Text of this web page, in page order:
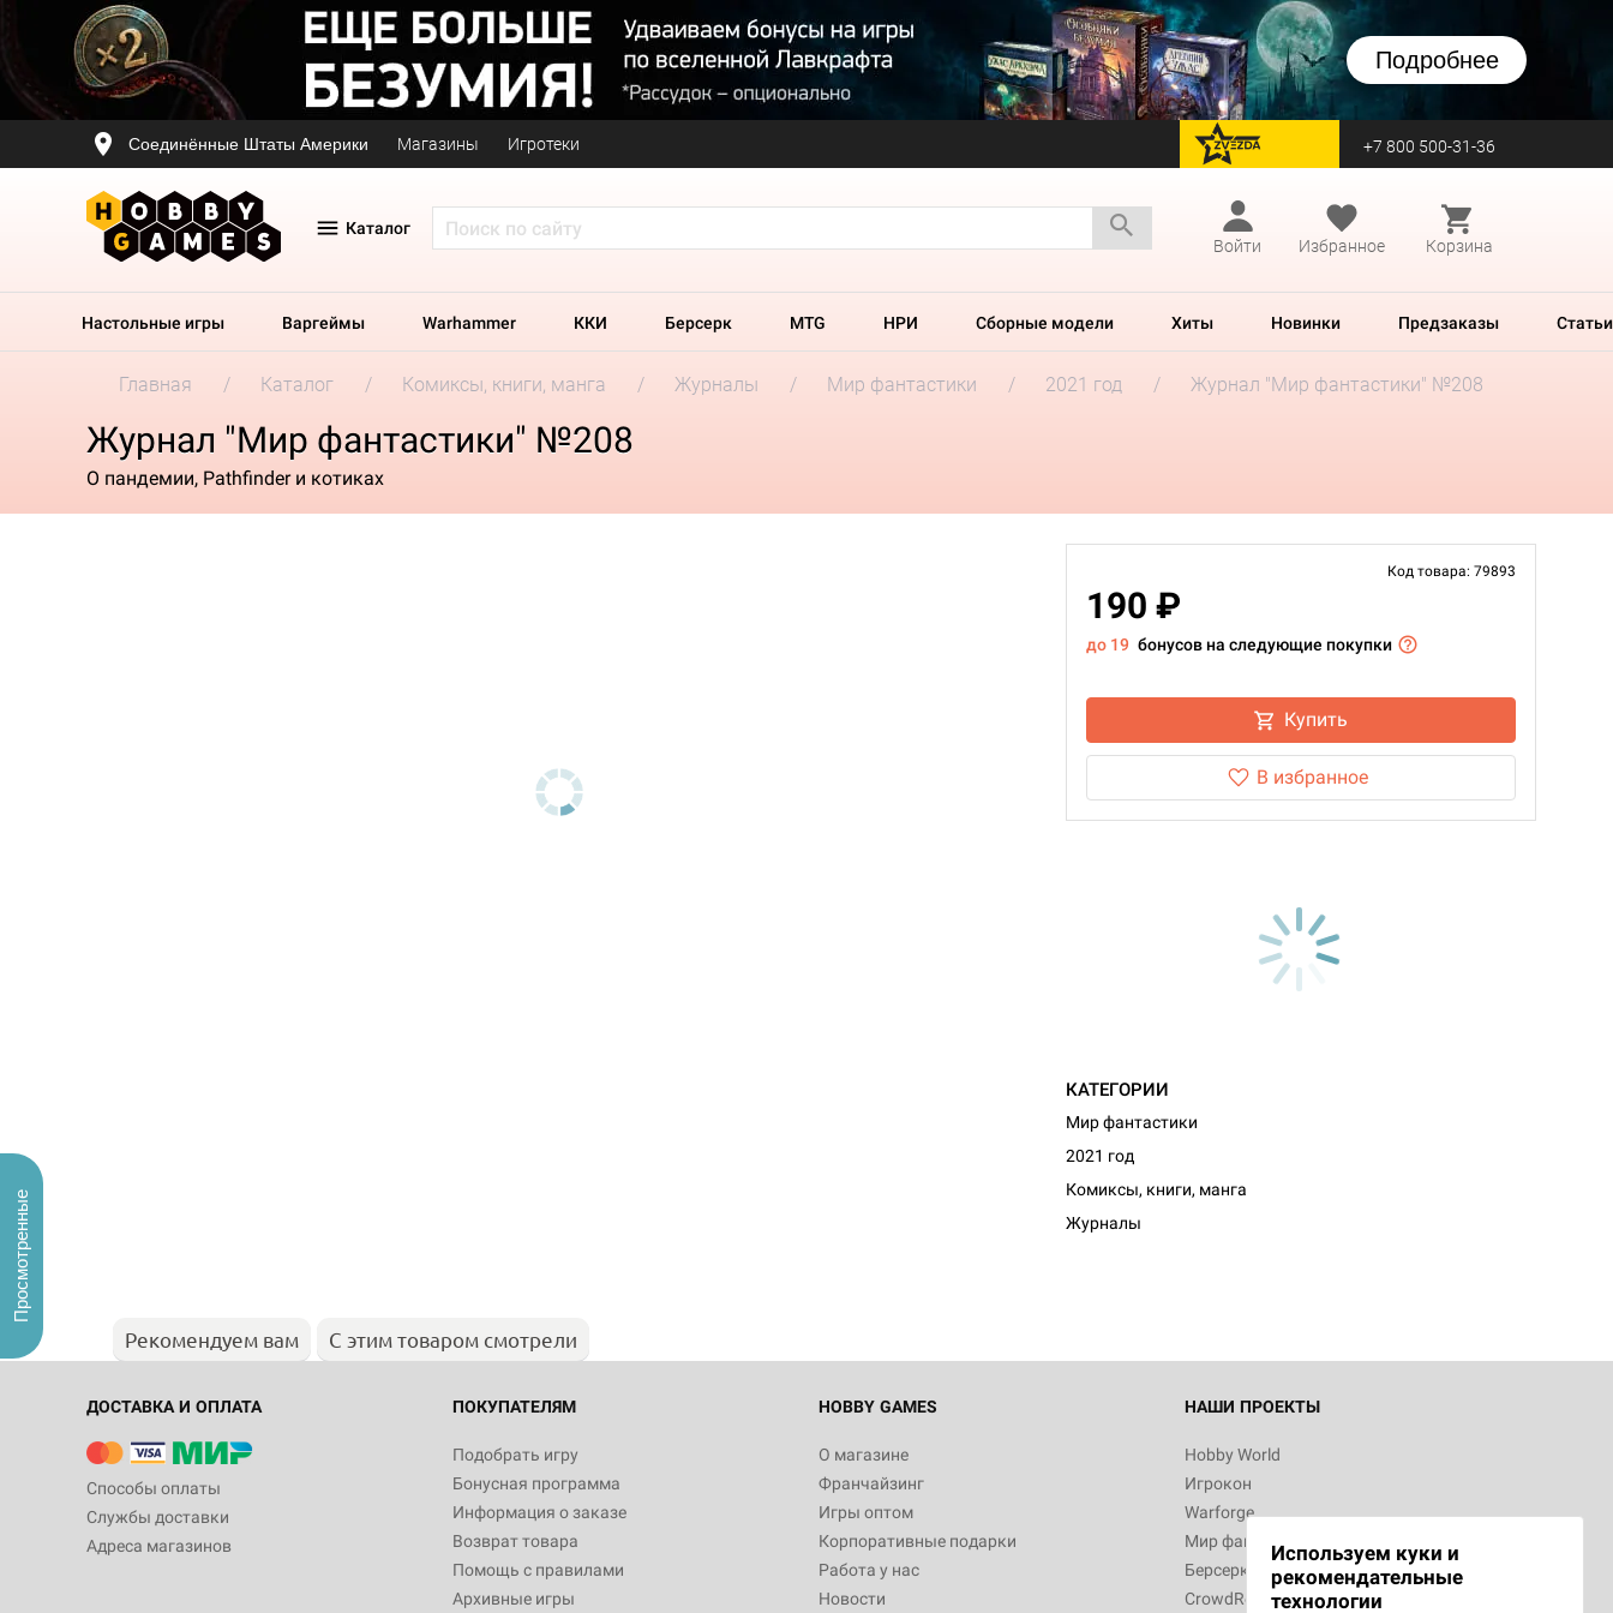
Подробнее
Соединённые Штаты Америки Магазины Игротеки перейти на Zvezda +7 800 500-31-36
Каталог
Войти
Избранное Корзина
Настольные игры Варгеймы Warhammer ККИ Берсерк MTG НРИ Сборные модели Хиты Новинки Предзаказы Статьи
Главная Каталог Комиксы, книги, манга Журналы Мир фантастики 2021 год Журнал "Мир фантастики" №208
Журнал "Мир фантастики" №208
О пандемии, Pathfinder и котиках
Код товара: 79893
190 ₽
до 19 бонусов на следующие покупки
Купить
В избранное
КАТЕГОРИИ
Мир фантастики
2021 год
Комиксы, книги, манга
Журналы
Рекомендуем вам С этим товаром смотрели
ДОСТАВКА И ОПЛАТА
Способы оплаты
Службы доставки
Адреса магазинов
ПОКУПАТЕЛЯМ
Подобрать игру
Бонусная программа
Информация о заказе
Возврат товара
Помощь с правилами
Архивные игры
HOBBY GAMES
О магазине
Франчайзинг
Игры оптом
Корпоративные подарки
Работа у нас
Новости
НАШИ ПРОЕКТЫ
Hobby World
Игрокон
Warforge
Мир фантастики
Берсерк
CrowdRepublic
Используем куки и
рекомендательные
технологии
Просмотренные
Настольная игра Hobby World Журнал
"Мир фантастики. Спецвыпуск: Братья
империи: Боевая тревога
799
Настольная игра Hobby World Сумерки
империи. Четвёртая редакция: Грозовой
Рубеж
12 990